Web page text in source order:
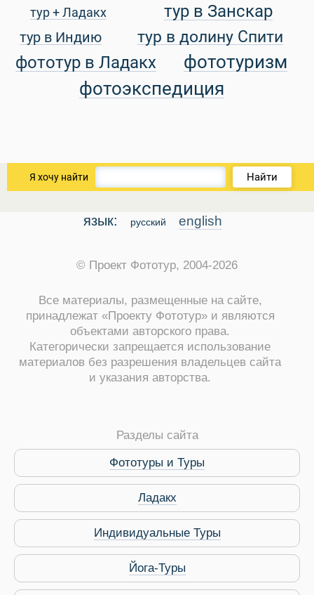
Туры
Путеводитель по
тур + Ладакх тур в Занскар
тур в Индию тур в долину Спити
фототур в Ладакх
фототуризм
фотоэкспедиция
Я хочу найти Найти
язык: русский english
© Проект Фототур, 2004-2026
Все материалы, размещенные на сайте,
принадлежат «Проекту Фототур» и являются
объектами авторского права.
Категорически запрещается использование
материалов без разрешения владельцев сайта
и указания авторства.
Разделы сайта
Фототуры и Туры
Ладакх
Индивидуальные Туры
Йога-Туры